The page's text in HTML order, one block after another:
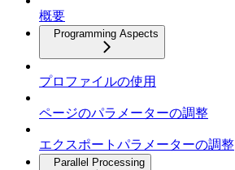
概要
Programming Aspects
プロファイルの使用
ページのパラメーターの調整
エクスポートパラメーターの調整
Parallel Processing